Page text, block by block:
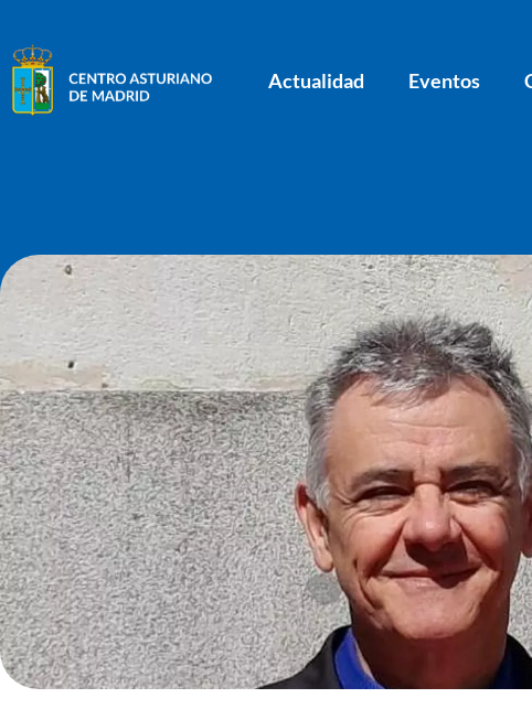
Actualidad Eventos